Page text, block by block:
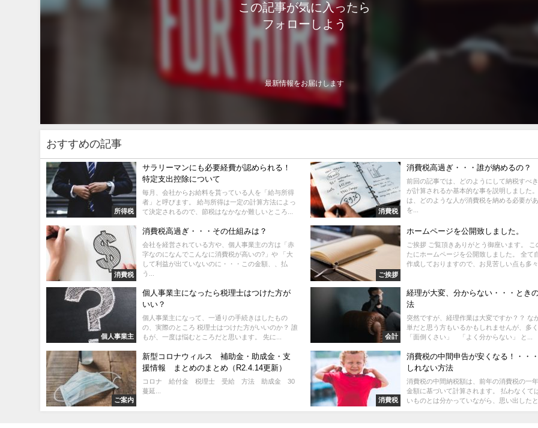
この記事が気に入ったら
フォローしよう
最新情報をお届けします
おすすめの記事
所得税
サラリーマンにも必要経費が認められる！
特定支出控除について
毎月、会社からお給料を貰っている人を「給与所得
者」と呼びます。 給与所得は一定の計算方法によっ
て決定されるので、節税はなかなか難しいところ...
消費税
消費税高過ぎ・・・誰が納めるの？
前回の記事では、どのようにして納税すべ
が計算されるか基本的な事を説明しました
は、どのような人が消費税を納める必要が
を...
消費税
消費税高過ぎ・・・その仕組みは？
会社を経営されている方や、個人事業主の方は「赤
字なのになんでこんなに消費税が高いの?」や 「大
して利益が出ていないのに・・・この金額、、払
う...
ご挨拶
ホームページを公開致しました。
ご挨拶 ご覧頂きありがとう御座います。 こ
たにホームページを公開致しました。 全て
作成しておりますので、お見苦しい点も多
個人事業主
個人事業主になったら税理士はつけた方が
いい？
個人事業主になって、一通りの手続きはしたもの
の、実際のところ 税理士はつけた方がいいのか？ 誰
もが、一度は悩むところだと思います。 先に...
会計
経理が大変、分からない・・・とき
法
突然ですが、経理作業は大変ですか？？ な
単だと思う方もいるかもしれませんが、多
「面倒くさい」 「よく分からない」 と...
ご案内
新型コロナウィルス 補助金・助成金・支
援情報 まとめのまとめ（R2.4.14更新）
コロナ 給付金 税理士 受給 方法 助成金 30
蔓延...
消費税
消費税の中間申告が安くなる！・・
しれない方法
消費税の中間納税額は、前年の消費税の一
金額に基づいて計算されます。 払わなくて
いものとは分かっていながら、思い出した